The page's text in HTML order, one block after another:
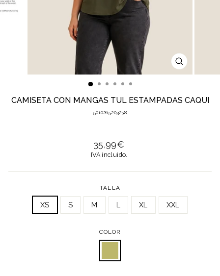
CERRAR
(ESC)
CAMISETA CON MANGAS TUL ESTAMPADAS CAQUI
5010265203238
Precio
habitual
35,99€
IVA incluido.
TALLA
XS S M L XL XXL
COLOR